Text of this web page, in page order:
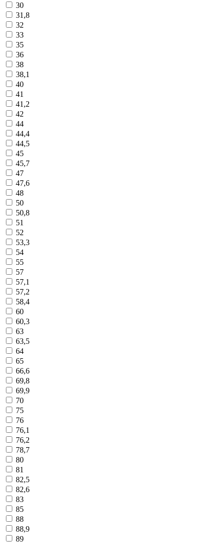
30
31,8
32
33
35
36
38
38,1
40
41
41,2
42
44
44,4
44,5
45
45,7
47
47,6
48
50
50,8
51
52
53,3
54
55
57
57,1
57,2
58,4
60
60,3
63
63,5
64
65
66,6
69,8
69,9
70
75
76
76,1
76,2
78,7
80
81
82,5
82,6
83
85
88
88,9
89